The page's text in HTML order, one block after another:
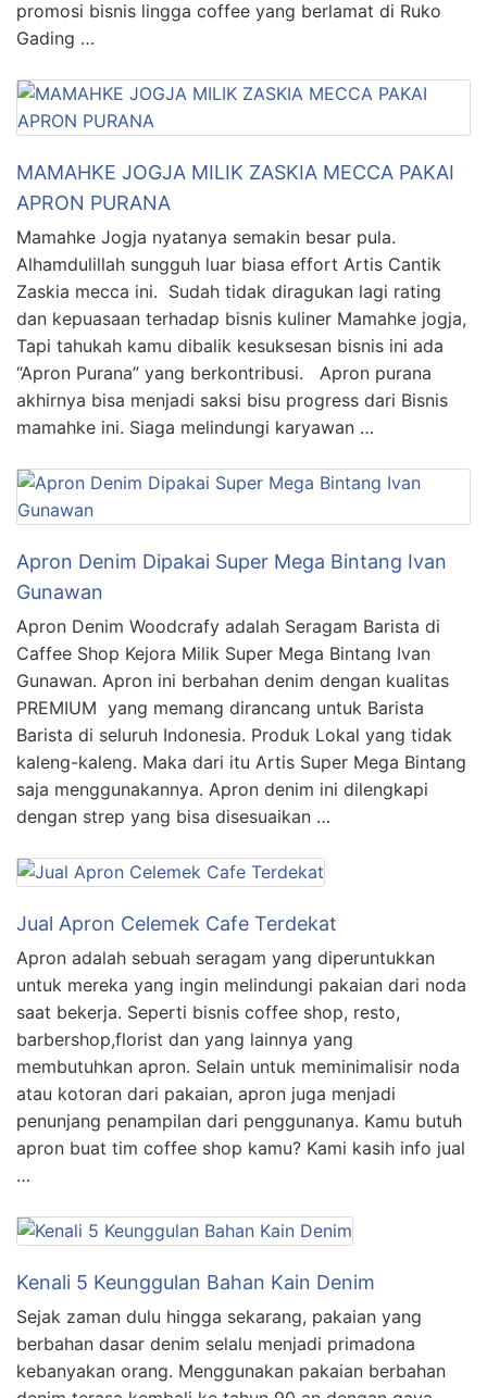
promosi bisnis lingga coffee yang berlamat di Ruko
Gading …
MAMAHKE JOGJA MILIK ZASKIA MECCA PAKAI
APRON PURANA
Mamahke Jogja nyatanya semakin besar pula.
Alhamdulillah sungguh luar biasa effort Artis Cantik
Zaskia mecca ini. Sudah tidak diragukan lagi rating
dan kepuasaan terhadap bisnis kuliner Mamahke jogja,
Tapi tahukah kamu dibalik kesuksesan bisnis ini ada
“Apron Purana” yang berkontribusi. Apron purana
akhirnya bisa menjadi saksi bisu progress dari Bisnis
mamahke ini. Siaga melindungi karyawan …
Apron Denim Dipakai Super Mega Bintang Ivan
Gunawan
Apron Denim Woodcrafy adalah Seragam Barista di
Caffee Shop Kejora Milik Super Mega Bintang Ivan
Gunawan. Apron ini berbahan denim dengan kualitas
PREMIUM yang memang dirancang untuk Barista
Barista di seluruh Indonesia. Produk Lokal yang tidak
kaleng-kaleng. Maka dari itu Artis Super Mega Bintang
saja menggunakannya. Apron denim ini dilengkapi
dengan strep yang bisa disesuaikan …
Jual Apron Celemek Cafe Terdekat
Apron adalah sebuah seragam yang diperuntukkan
untuk mereka yang ingin melindungi pakaian dari noda
saat bekerja. Seperti bisnis coffee shop, resto,
barbershop,florist dan yang lainnya yang
membutuhkan apron. Selain untuk meminimalisir noda
atau kotoran dari pakaian, apron juga menjadi
penunjang penampilan dari penggunanya. Kamu butuh
apron buat tim coffee shop kamu? Kami kasih info jual
…
Kenali 5 Keunggulan Bahan Kain Denim
Sejak zaman dulu hingga sekarang, pakaian yang
berbahan dasar denim selalu menjadi primadona
kebanyakan orang. Menggunakan pakaian berbahan